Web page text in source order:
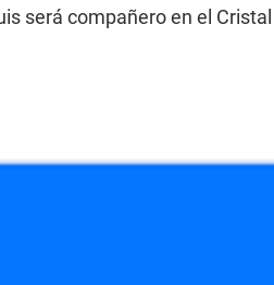
será compañero en el